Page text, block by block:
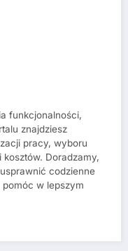
funkcjonalności,
znajdziesz
pracy, wyboru
Doradzamy,
codzienne
w lepszym